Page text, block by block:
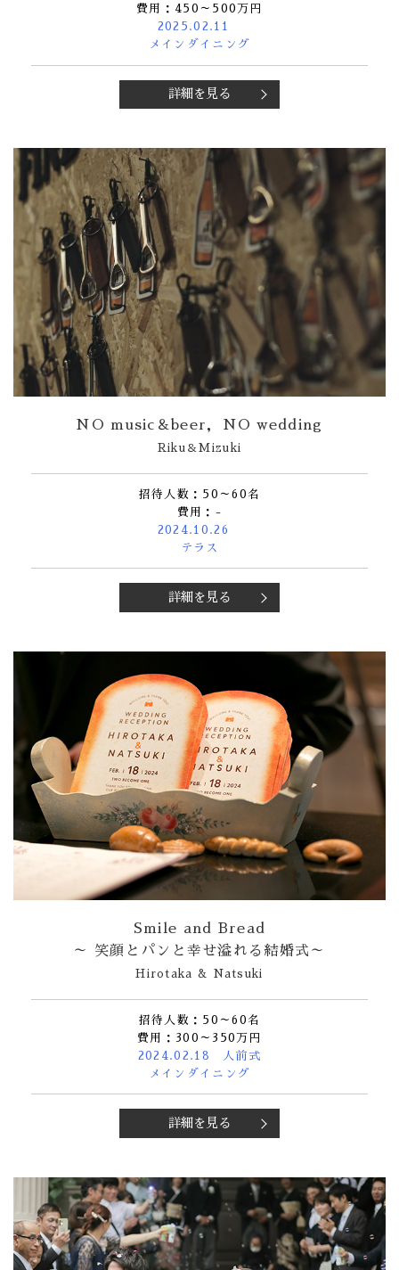
費用：450～500万円
2025.02.11
メインダイニング
詳細を見る
NO music＆beer，NO wedding
Riku＆Mizuki
招待人数：50～60名
費用：-
2024.10.26
テラス
詳細を見る
Smile and Bread
～ 笑顔とパンと幸せ溢れる結婚式～
Hirotaka & Natsuki
招待人数：50～60名
費用：300～350万円
2024.02.18 人前式
メインダイニング
詳細を見る